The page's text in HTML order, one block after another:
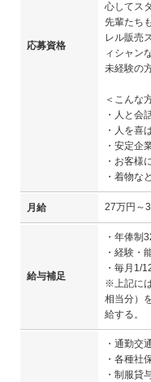
応募資格
心してス
先輩たち
レル販売
ィシャン
未経験の
＜こんな
・人と会
・人を喜
・安定企
・お客様
・着物な
月給 27万円～
給与補足
・年俸制
・経験・
・毎月1/
※上記に
相当分）
給する。
・通勤交
・各種社
・制服貸